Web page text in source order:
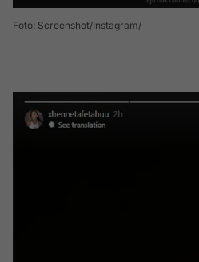
Foto: Screenshot/Instagram